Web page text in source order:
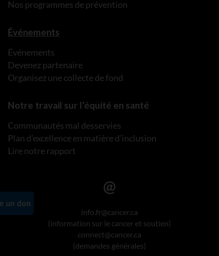
Nos programmes de prévention
Événements
Événements
Devenez partenaire
Organisez une collecte de fond
Notre travail sur l’équité en santé
Communautés mal desservies
Plan d’excellence en matière d’inclusion
Lire notre rapport
info.fr@cancer.ca
(information sur le cancer et soutien)
connect@cancer.ca
(demandes générales)